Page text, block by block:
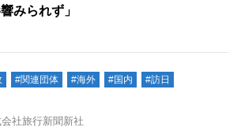
みられず」
#関連団体 #海外 #国内
#訪日
社旅行新聞新社